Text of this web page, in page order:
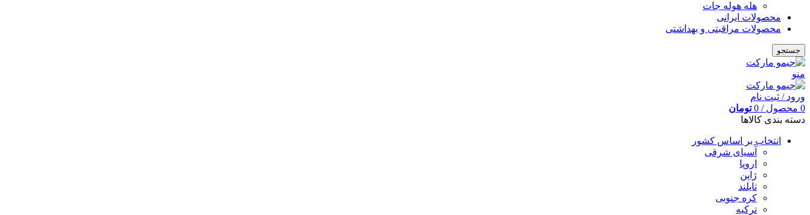
هله هوله جات
محصولات ایرانی
محصولات مراقبتی و بهداشتی
جستجو
منو
ورود / ثبت نام
0 محصول /
0 تومان
دسته بندی کالاها
انتخاب بر اساس کشور
آسیای شرقی
اروپا
ژاپن
تایلند
کره جنوبی
ترکیه